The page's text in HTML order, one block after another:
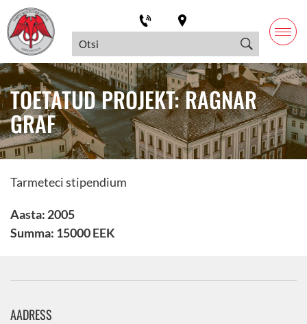
TOETATUD PROJEKT: RAGNAR
GRAF
Tarmeteci stipendium
Aasta: 2005
Summa: 15000 EEK
AADRESS